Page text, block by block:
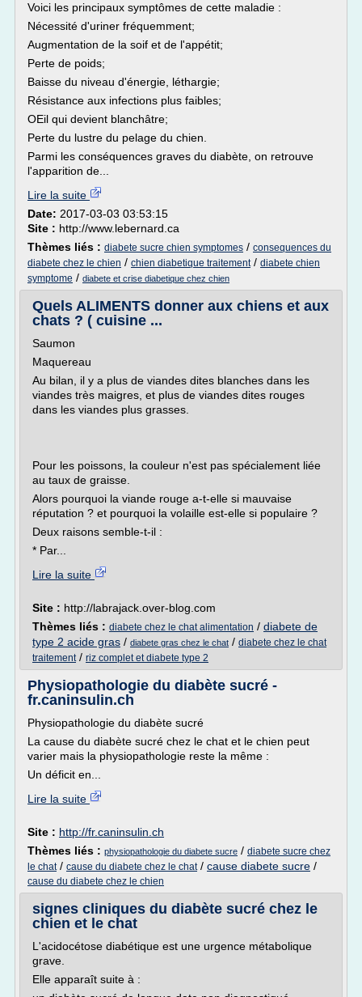
Voici les principaux symptômes de cette maladie :
Nécessité d'uriner fréquemment;
Augmentation de la soif et de l'appétit;
Perte de poids;
Baisse du niveau d'énergie, léthargie;
Résistance aux infections plus faibles;
OEil qui devient blanchâtre;
Perte du lustre du pelage du chien.
Parmi les conséquences graves du diabète, on retrouve
l'apparition de...
Lire la suite
Date: 2017-03-03 03:53:15
Site : http://www.lebernard.ca
Thèmes liés : diabete sucre chien symptomes / consequences du
diabete chez le chien / chien diabetique traitement/ diabete chien
symptome / diabete et crise diabetique chez chien
Quels ALIMENTS donner aux chiens et aux
chats ? ( cuisine ...
Saumon
Maquereau
Au bilan, il y a plus de viandes dites blanches dans les
viandes très maigres, et plus de viandes dites rouges
dans les viandes plus grasses.
Pour les poissons, la couleur n'est pas spécialement liée
au taux de graisse.
Alors pourquoi la viande rouge a-t-elle si mauvaise
réputation ? et pourquoi la volaille est-elle si populaire ?
Deux raisons semble-t-il :
* Par...
Lire la suite
Site : http://labrajack.over-blog.com
Thèmes liés : diabete chez le chat alimentation / diabete de
type 2 acide gras / diabete gras chez le chat / diabete chez le chat
traitement/ riz complet et diabete type 2
Physiopathologie du diabète sucré -
fr.caninsulin.ch
Physiopathologie du diabète sucré
La cause du diabète sucré chez le chat et le chien peut
varier mais la physiopathologie reste la même :
Un déficit en...
Lire la suite
Site : http://fr.caninsulin.ch
Thèmes liés : physiopathologie du diabete sucre / diabete sucre chez
le chat/ cause du diabete chez le chat/ cause diabete sucre /
cause du diabete chez le chien
signes cliniques du diabète sucré chez le
chien et le chat
L'acidocétose diabétique est une urgence métabolique
grave.
Elle apparaît suite à :